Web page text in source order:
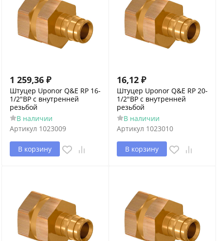
1 259,36 ₽
Штуцер Uponor Q&E RP 16-
1/2"ВР с внутренней
резьбой
В наличии
Артикул 1023009
В корзину
16,12 ₽
Штуцер Uponor Q&E RP 20-
1/2"ВР с внутренней
резьбой
В наличии
Артикул 1023010
В корзину